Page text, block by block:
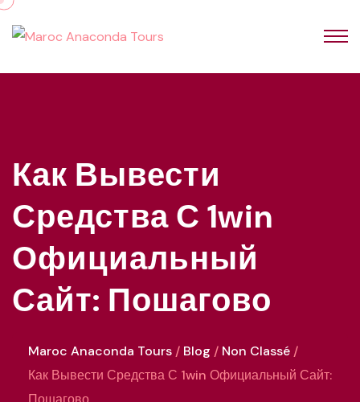
Как Вывести
Средства С 1win
Официальный
Сайт: Пошагово
Maroc Anaconda Tours Blog
Non Classé
Как Вывести Средства С 1win Официальный Сайт: